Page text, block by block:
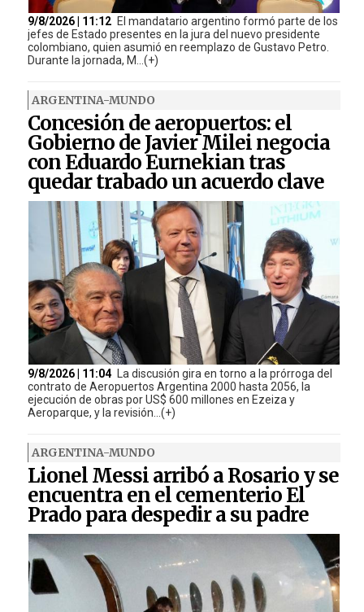
9/8/2026 | 11:12 El mandatario argentino formó parte de los
jefes de Estado presentes en la jura del nuevo presidente
colombiano, quien asumió en reemplazo de Gustavo Petro.
Durante la jornada, M...(+)
ARGENTINA-MUNDO
Concesión de aeropuertos: el
Gobierno de Javier Milei negocia
con Eduardo Eurnekian tras
quedar trabado un acuerdo clave
9/8/2026 | 11:04
La discusión gira en torno a la prórroga del
contrato de Aeropuertos Argentina 2000 hasta 2056, la
ejecución de obras por US$ 600 millones en Ezeiza y
Aeroparque, y la revisión...(+)
ARGENTINA-MUNDO
Lionel Messi arribó a Rosario y se
encuentra en el cementerio El
Prado para despedir a su padre